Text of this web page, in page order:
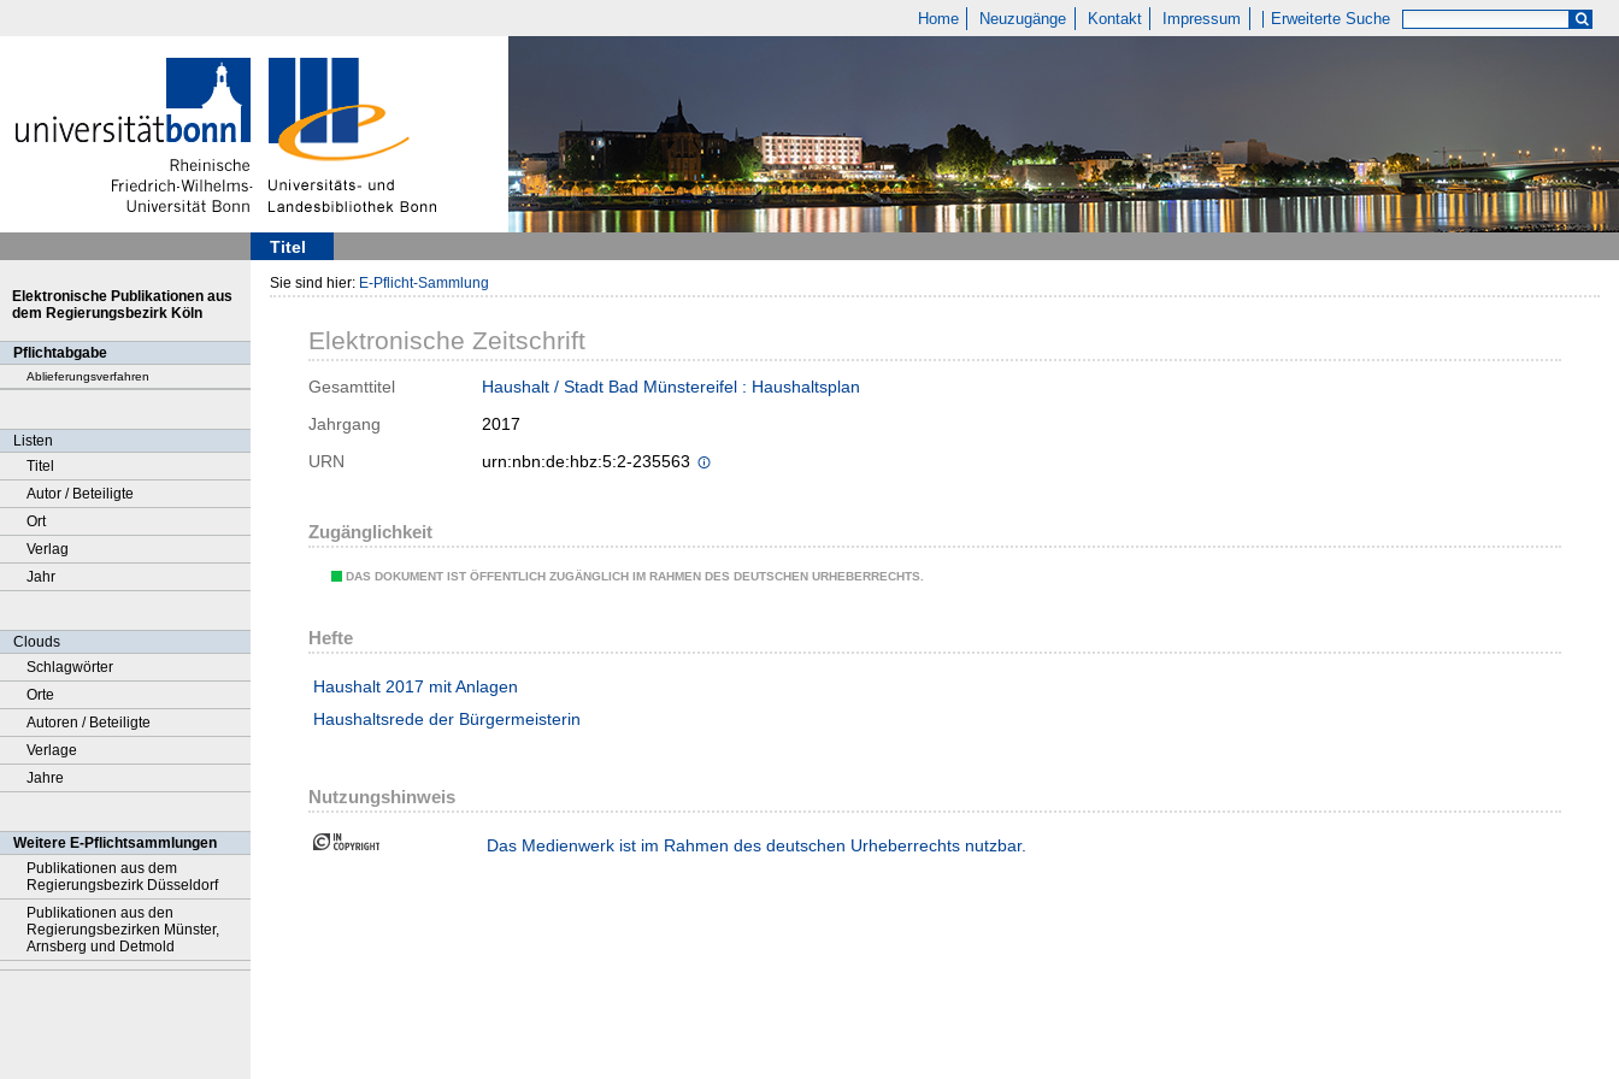
Home Neuzugänge Kontakt Impressum Erweiterte Suche
Titel
Elektronische Publikationen aus
dem Regierungsbezirk Köln
Pflichtabgabe
Ablieferungsverfahren
Listen
Titel
Autor / Beteiligte
Ort
Verlag
Jahr
Clouds
Schlagwörter
Orte
Autoren / Beteiligte
Verlage
Jahre
Weitere E-Pflichtsammlungen
Publikationen aus dem
Regierungsbezirk Düsseldorf
Publikationen aus den
Regierungsbezirken Münster,
Arnsberg und Detmold
Sie sind hier: E-Pflicht-Sammlung
Elektronische Zeitschrift
Gesamttitel
Haushalt / Stadt Bad Münstereifel : Haushaltsplan
Jahrgang
2017
URN
urn:nbn:de:hbz:5:2-235563
Zugänglichkeit
DAS DOKUMENT IST ÖFFENTLICH ZUGÄNGLICH IM RAHMEN DES DEUTSCHEN URHEBERRECHTS.
Hefte
Haushalt 2017 mit Anlagen
Haushaltsrede der Bürgermeisterin
Nutzungshinweis
Das Medienwerk ist im Rahmen des deutschen Urheberrechts nutzbar.